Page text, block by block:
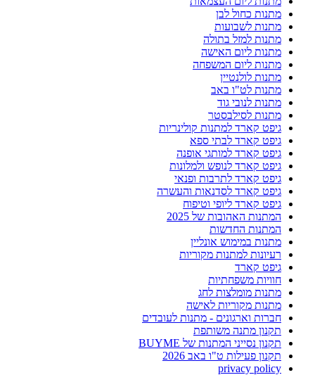
מתנות כחול לבן
מתנות לשבועות
מתנות למזל בתולה
מתנות ליום האישה
מתנות ליום המשפחה
מתנות לולנטיין
מתנות לט"ו באב
מתנות לנובי גוד
מתנות לסילבסטר
גיפט קארד למתנות קולינריות
גיפט קארד לבתי ספא
גיפט קארד למותגי אופנה
גיפט קארד לנופש ולמלונות
גיפט קארד לתרבות ופנאי
גיפט קארד לסדנאות והעשרה
גיפט קארד ליופי וטיפוח
המתנות האהובות של 2025
המתנות החדשות
מתנות במימוש אונליין
רעיונות למתנות מקוריות
גיפט קארד
חוויות משפחתיות
מתנות מומלצות לחג
מתנות מקוריות לאישה
חברות וארגונים - מתנות לעובדים
תקנון מתנה משותפת
תקנון נסייני המתנות של BUYME
תקנון פעילות ט"ו באב 2026
privacy policy